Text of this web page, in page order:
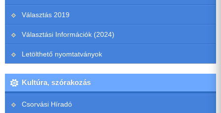
Választás 2019
Választási Információk (2024)
Letölthető nyomtatványok
Kultúra, szórakozás
Csorvási Híradó